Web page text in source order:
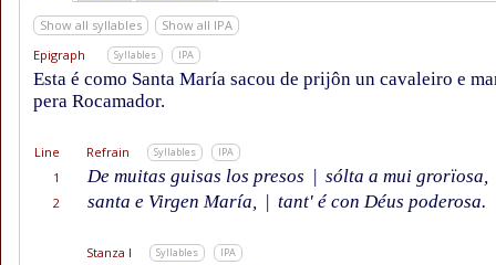
Show all syllables
Show all IPA
Epigraph
Syllables IPA
Esta é como Santa María sacou de prijôn un cavaleiro e
pera Rocamador.
Line Refrain Syllables IPA
1 De muitas guisas los presos | sólta a mui grorïosa,
2 santa e Virgen María, | tant' é con Déus poderosa.
Stanza I Syllables IPA